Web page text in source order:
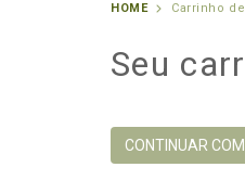
HOME Carrinho
Seu
CONTINUAR